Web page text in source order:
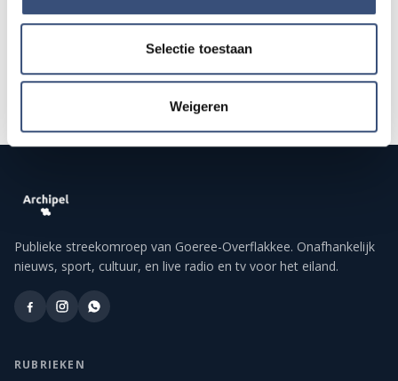
Selectie toestaan
Weigeren
Publieke streekomroep van Goeree-Overflakkee. Onafhankelijk
nieuws, sport, cultuur, en live radio en tv voor het eiland.
RUBRIEKEN